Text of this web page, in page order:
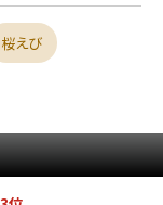
桜えび